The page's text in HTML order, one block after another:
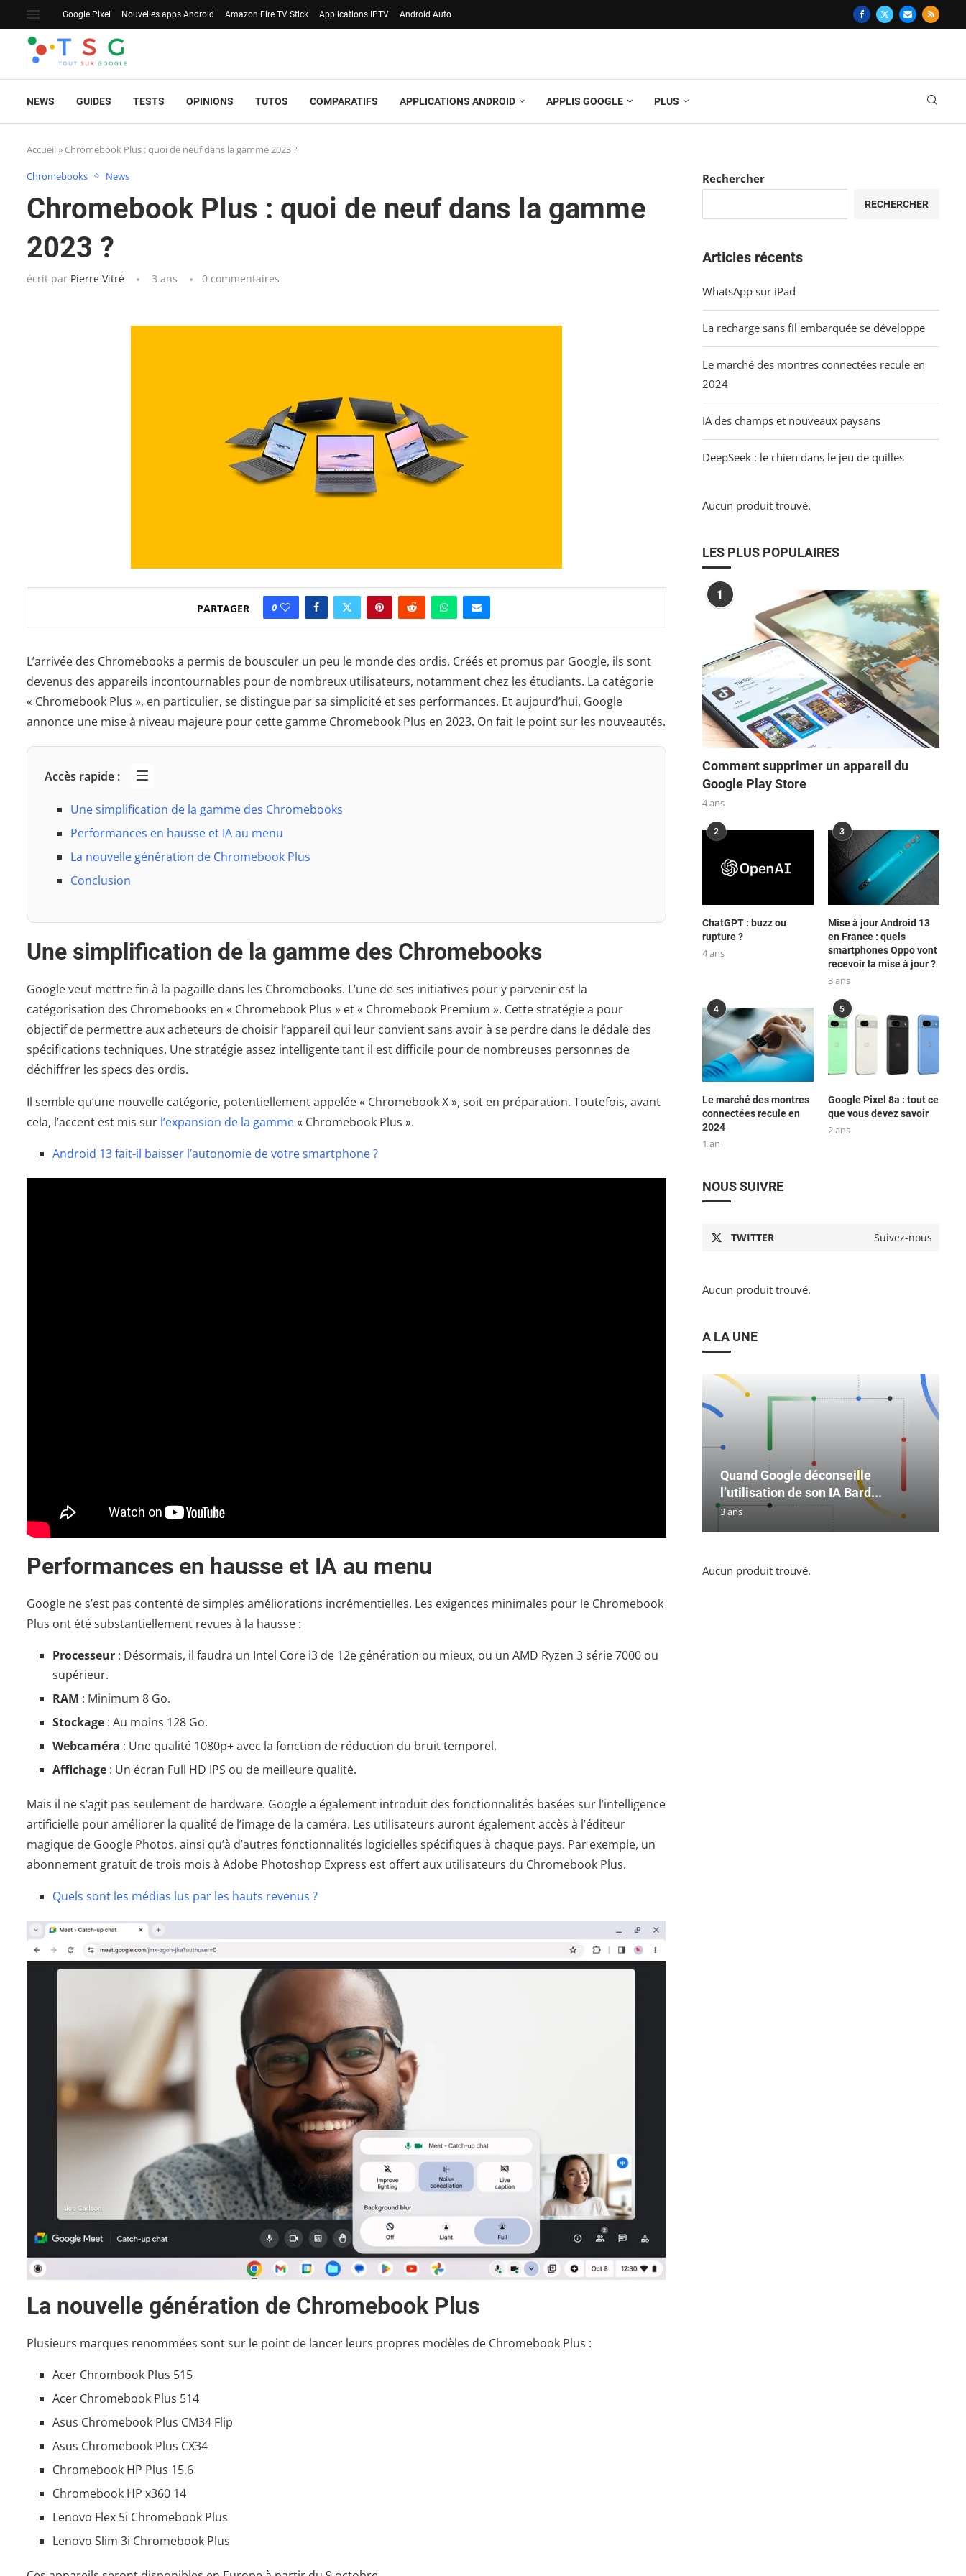
Google Pixel Nouvelles apps Android Amazon Fire TV Stick Applications IPTV Android Auto
NEWS GUIDES TESTS OPINIONS TUTOS COMPARATIFS APPLICATIONS ANDROID APPLIS GOOGLE PLUS
Accueil » Chromebook Plus : quoi de neuf dans la gamme 2023 ?
Chromebooks News
Chromebook Plus : quoi de neuf dans la gamme
2023 ?
écrit par Pierre Vitré 3 ans 0 commentaires
PARTAGER 0
L’arrivée des Chromebooks a permis de bousculer un peu le monde des ordis. Créés et promus par Google, ils sont
devenus des appareils incontournables pour de nombreux utilisateurs, notamment chez les étudiants. La catégorie
« Chromebook Plus », en particulier, se distingue par sa simplicité et ses performances. Et aujourd’hui, Google
annonce une mise à niveau majeure pour cette gamme Chromebook Plus en 2023. On fait le point sur les nouveautés.
Accès rapide :
Une simplification de la gamme des Chromebooks
Performances en hausse et IA au menu
La nouvelle génération de Chromebook Plus
Conclusion
Une simplification de la gamme des Chromebooks
Google veut mettre fin à la pagaille dans les Chromebooks. L’une de ses initiatives pour y parvenir est la
catégorisation des Chromebooks en « Chromebook Plus » et « Chromebook Premium ». Cette stratégie a pour
objectif de permettre aux acheteurs de choisir l’appareil qui leur convient sans avoir à se perdre dans le dédale des
spécifications techniques. Une stratégie assez intelligente tant il est difficile pour de nombreuses personnes de
déchiffrer les specs des ordis.
Il semble qu’une nouvelle catégorie, potentiellement appelée « Chromebook X », soit en préparation. Toutefois, avant
cela, l’accent est mis sur l’expansion de la gamme« Chromebook Plus ».
Android 13 fait-il baisser l’autonomie de votre smartphone ?
Performances en hausse et IA au menu
Google ne s’est pas contenté de simples améliorations incrémentielles. Les exigences minimales pour le Chromebook
Plus ont été substantiellement revues à la hausse :
Processeur : Désormais, il faudra un Intel Core i3 de 12e génération ou mieux, ou un AMD Ryzen 3 série 7000 ou
supérieur.
RAM : Minimum 8 Go.
Stockage : Au moins 128 Go.
Webcaméra : Une qualité 1080p+ avec la fonction de réduction du bruit temporel.
Affichage : Un écran Full HD IPS ou de meilleure qualité.
Mais il ne s’agit pas seulement de hardware. Google a également introduit des fonctionnalités basées sur l’intelligence
artificielle pour améliorer la qualité de l’image de la caméra. Les utilisateurs auront également accès à l’éditeur
magique de Google Photos, ainsi qu’à d’autres fonctionnalités logicielles spécifiques à chaque pays. Par exemple, un
abonnement gratuit de trois mois à Adobe Photoshop Express est offert aux utilisateurs du Chromebook Plus.
Quels sont les médias lus par les hauts revenus ?
La nouvelle génération de Chromebook Plus
Plusieurs marques renommées sont sur le point de lancer leurs propres modèles de Chromebook Plus :
Acer Chrombook Plus 515
Acer Chromebook Plus 514
Asus Chromebook Plus CM34 Flip
Asus Chromebook Plus CX34
Chromebook HP Plus 15,6
Chromebook HP x360 14
Lenovo Flex 5i Chromebook Plus
Lenovo Slim 3i Chromebook Plus
Rechercher
RECHERCHER
Articles récents
WhatsApp sur iPad
La recharge sans fil embarquée se développe
Le marché des montres connectées recule en
2024
IA des champs et nouveaux paysans
DeepSeek : le chien dans le jeu de quilles
Aucun produit trouvé.
LES PLUS POPULAIRES
1
Comment supprimer un appareil du
Google Play Store
4 ans
2
ChatGPT : buzz ou
rupture ?
4 ans
3
Mise à jour Android 13
en France : quels
smartphones Oppo vont
recevoir la mise à jour ?
3 ans
4
Le marché des montres
connectées recule en
2024
1 an
5
Google Pixel 8a : tout ce
que vous devez savoir
2 ans
NOUS SUIVRE
TWITTER Suivez-nous
Aucun produit trouvé.
A LA UNE
Quand Google déconseille
l’utilisation de son IA Bard...
3 ans
Aucun produit trouvé.